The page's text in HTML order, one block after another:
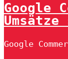
Google
Google